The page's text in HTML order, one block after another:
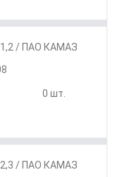
1,2 / ПАО КАМАЗ
0 шт.
2,3 / ПАО КАМАЗ